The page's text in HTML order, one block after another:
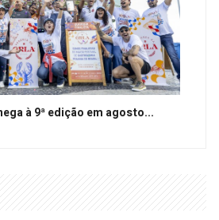
à 9ª edição em agosto...